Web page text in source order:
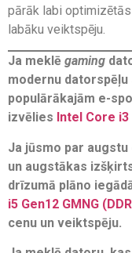
pārāk labi
labāku veiktspēju.
Ja meklē gaming
modernu datorspēļu
populārākajām e-
izvēlies Intel Core i3
Ja jūsmo par
un augstākas
drīzumā plāno
i5 Gen12 GMNG
cenu un veiktspēju.